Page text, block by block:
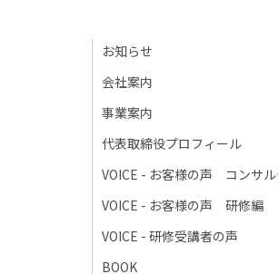
お知らせ
会社案内
事業案内
代表取締役プロフィール
VOICE - お客様の声 コンサ
VOICE - お客様の声 研修編
VOICE - 研修受講者の声
BOOK